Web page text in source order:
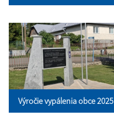
Výročie vypálenia obce 2025